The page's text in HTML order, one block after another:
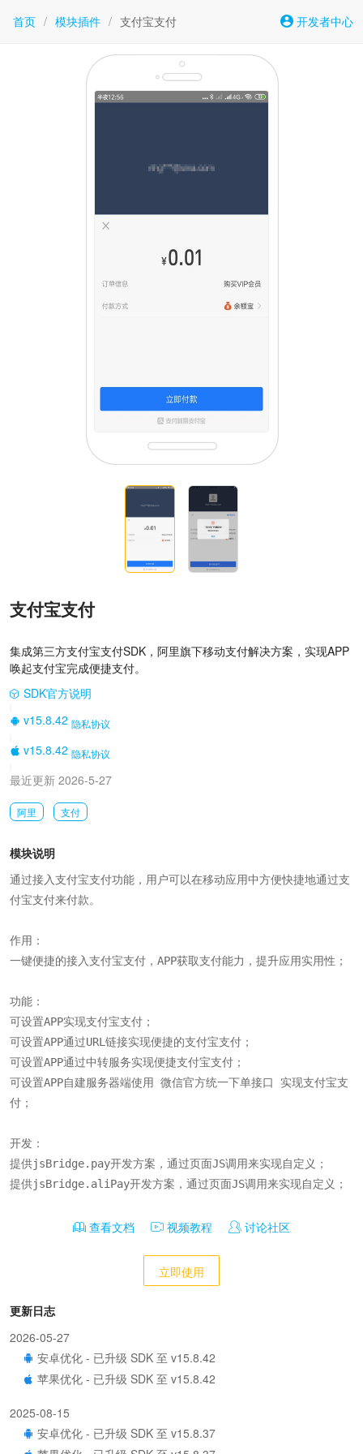
首页 / 模块插件 / 支付宝支付 开发者中心
支付宝支付
集成第三方支付宝支付SDK，阿里旗下移动支付解决方案，实现APP
唤起支付宝完成便捷支付。
SDK官方说明
v15.8.42 隐私协议
v15.8.42 隐私协议
最近更新 2026-5-27
阿里 支付
模块说明
通过接入支付宝支付功能，用户可以在移动应用中方便快捷地通过支
付宝支付来付款。
作用：
一键便捷的接入支付宝支付，APP获取支付能力，提升应用实用性；
功能：
可设置APP实现支付宝支付；
可设置APP通过URL链接实现便捷的支付宝支付；
可设置APP通过中转服务实现便捷支付宝支付；
可设置APP自建服务器端使用 微信官方统一下单接口 实现支付宝支
付；
开发：
提供jsBridge.pay开发方案，通过页面JS调用来实现自定义；
提供jsBridge.aliPay开发方案，通过页面JS调用来实现自定义；
查看文档 视频教程 讨论社区
立即使用
更新日志
2026-05-27
安卓优化 - 已升级 SDK 至 v15.8.42
苹果优化 - 已升级 SDK 至 v15.8.42
2025-08-15
安卓优化 - 已升级 SDK 至 v15.8.37